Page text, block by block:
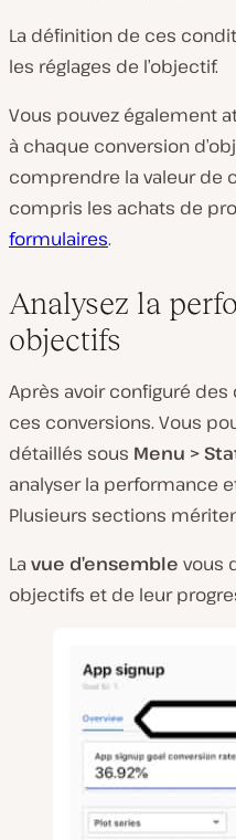
La définition de ces
les réglages de l’objectif.
Vous pouvez également
à chaque conversion
comprendre la valeur de
compris les achats de
formulaires.
Analysez la
objectifs
Après avoir configuré des
ces conversions. Vous
détaillés sous Menu >
analyser la performance
Plusieurs sections
La vue d’ensemble vous
objectifs et de leur